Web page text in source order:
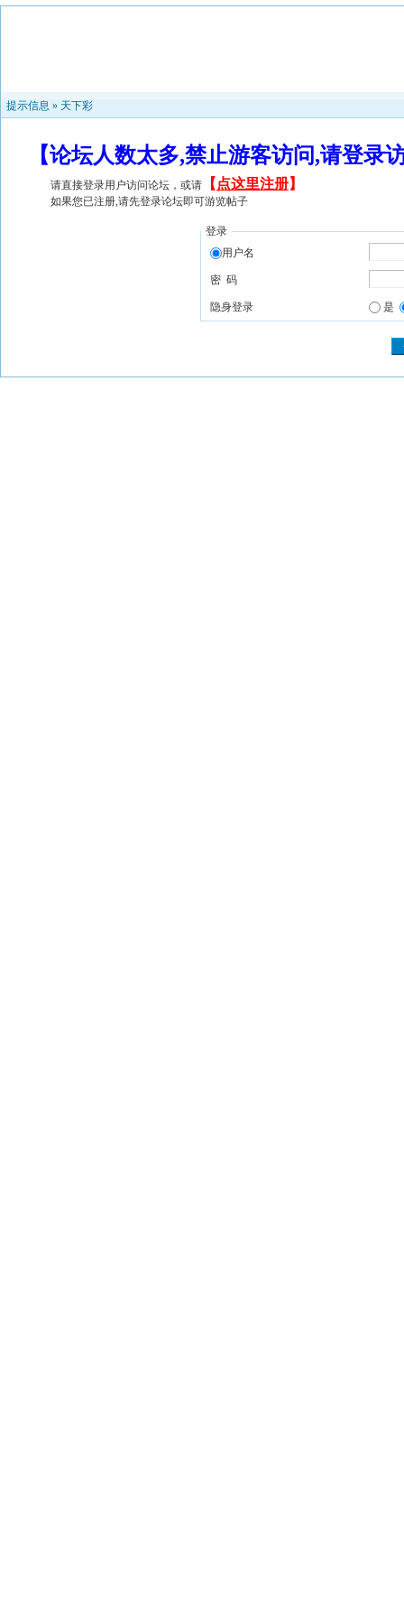
提示信息 » 天下彩
【论坛人数太多,禁止游客访问,请登
请直接登录用户访问论坛，或请 【 点这里注册】
如果您已注册,请先登录论坛即可游览帖子
登录
用户名
密 码
隐身登录 是